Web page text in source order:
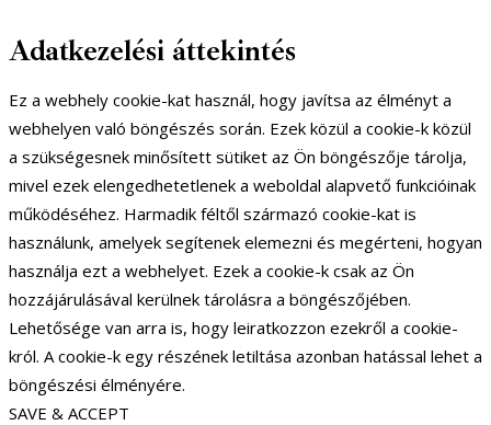
Adatkezelési áttekintés
Ez a webhely cookie-kat használ, hogy javítsa az élményt a
webhelyen való böngészés során. Ezek közül a cookie-k közül
a szükségesnek minősített sütiket az Ön böngészője tárolja,
mivel ezek elengedhetetlenek a weboldal alapvető funkcióinak
működéséhez. Harmadik féltől származó cookie-kat is
használunk, amelyek segítenek elemezni és megérteni, hogyan
használja ezt a webhelyet. Ezek a cookie-k csak az Ön
hozzájárulásával kerülnek tárolásra a böngészőjében.
Lehetősége van arra is, hogy leiratkozzon ezekről a cookie-
król. A cookie-k egy részének letiltása azonban hatással lehet a
böngészési élményére.
SAVE & ACCEPT